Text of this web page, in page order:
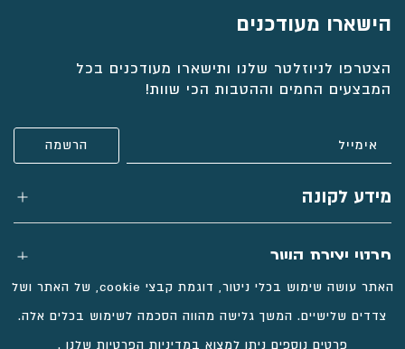
דגם דיקלה
₪7,612
סט דניאלה
₪5,082
טבעת וינאטג' ואבני אמרלד, דגם לונה
₪4,263
טבעת זהב עם שם ויהלומים, דגם מיכל
₪2,496
הישארו מעודכנים
הצטרפו לניוזלטר שלנו ותישארו מעודכנים בכל
המבצעים החמים וההטבות הכי שוות!
מידע לקונה
פרטי יצירת קשר
האתר עושה שימוש בכלי ניטור, דוגמת קבצי cookie, של האתר ושל
צדדים שלישיים. המשך גלישה מהווה הסכמה לשימוש בכלים אלה.
פרטים נוספים ניתן למצוא במדיניות הפרטיות שלנו .